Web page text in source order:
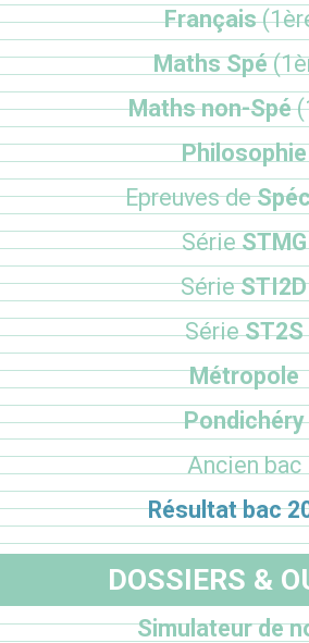
Français
Maths Spé
Maths non-Spé
Philosophie
Epreuves de
SérieSTMG
SérieSTI2D
SérieST2S
Métropole
Pondichéry
Ancien bac
Résultat bac
DOSSIERS &
Simulateur de